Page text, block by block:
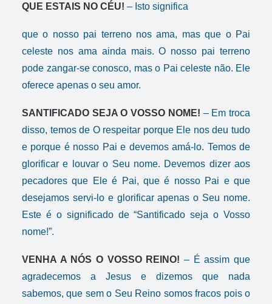
QUE ESTAIS NO CÉU! – Isto significa
que o nosso pai terreno nos ama, mas que o Pai
celeste nos ama ainda mais. O nosso pai terreno
pode zangar-se conosco, mas o Pai celeste não. Ele
oferece apenas o seu amor.
SANTIFICADO SEJA O VOSSO NOME! – Em troca
disso, temos de O respeitar porque Ele nos deu tudo
e porque é nosso Pai e devemos amá-lo. Temos de
glorificar e louvar o Seu nome. Devemos dizer aos
pecadores que Ele é Pai, que é nosso Pai e que
desejamos servi-lo e glorificar apenas o Seu nome.
Este é o significado de “Santificado seja o Vosso
nome!”.
VENHA A NÓS O VOSSO REINO! – É assim que
agradecemos a Jesus e dizemos que nada
sabemos, que sem o Seu Reino somos fracos pois o